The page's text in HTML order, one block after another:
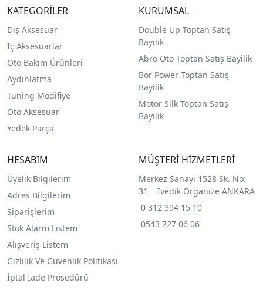
KATEGORİLER
Dış Aksesuar
İç Aksesuarlar
Oto Bakım Ürünleri
Aydınlatma
Tuning Modifiye
Oto Aksesuar
Yedek Parça
KURUMSAL
Double Up Toptan Satış
Bayilik
Abro Oto Toptan Satış Bayilik
Bor Power Toptan Satış
Bayilik
Motor Silk Toptan Satış
Bayilik
HESABIM
Üyelik Bilgilerim
Adres Bilgilerim
Siparişlerim
Stok Alarm Listem
Alışveriş Listem
Gizlilik Ve Güvenlik Politikası
İptal İade Prosedürü
MÜŞTERİ HİZMETLERİ
Merkez Sanayi 1528 Sk. No:
31 İvedik Organize ANKARA
0 312 394 15 10
0543 727 06 06